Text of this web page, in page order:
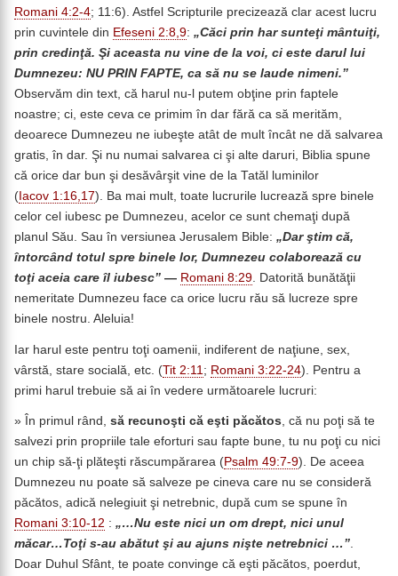
Romani 4:2-4; 11:6). Astfel Scripturile precizează clar acest lucru
prin cuvintele din Efeseni 2:8,9: „Căci prin har sunteţi mântuiţi,
prin credinţă. Şi aceasta nu vine de la voi, ci este darul lui
Dumnezeu: NU PRIN FAPTE, ca să nu se laude nimeni.”
Observăm din text, că harul nu-l putem obţine prin faptele
noastre; ci, este ceva ce primim în dar fără ca să merităm,
deoarece Dumnezeu ne iubeşte atât de mult încât ne dă salvarea
gratis, în dar. Şi nu numai salvarea ci şi alte daruri, Biblia spune
că orice dar bun şi desăvârşit vine de la Tatăl luminilor
( Iacov 1:16,17). Ba mai mult, toate lucrurile lucrează spre binele
celor cel iubesc pe Dumnezeu, acelor ce sunt chemaţi după
planul Său. Sau în versiunea Jerusalem Bible: „Dar ştim că,
întorcând totul spre binele lor, Dumnezeu colaborează cu
toţi aceia care îl iubesc” ― Romani 8:29. Datorită bunătăţii
nemeritate Dumnezeu face ca orice lucru rău să lucreze spre
binele nostru. Aleluia!
Iar harul este pentru toţi oamenii, indiferent de naţiune, sex,
vârstă, stare socială, etc. (Tit 2:11 ; Romani 3:22-24). Pentru a
primi harul trebuie să ai în vedere următoarele lucruri:
» În primul rând, să recunoşti că eşti păcătos, că nu poţi să te
salvezi prin propriile tale eforturi sau fapte bune, tu nu poţi cu nici
un chip să-ţi plăteşti răscumpărarea (Psalm 49:7-9). De aceea
Dumnezeu nu poate să salveze pe cineva care nu se consideră
păcătos, adică nelegiuit şi netrebnic, după cum se spune în
Romani 3:10-12 : „…Nu este nici un om drept, nici unul
măcar…Toţi s-au abătut şi au ajuns nişte netrebnici …”.
Doar Duhul Sfânt, te poate convinge că eşti păcătos, poerdut,